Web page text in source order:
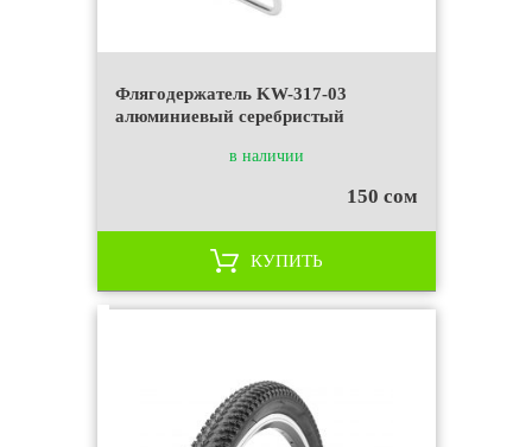
Флягодержатель KW-317-03
алюминиевый серебристый
в наличии
150 сом
КУПИТЬ